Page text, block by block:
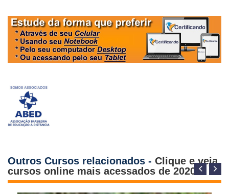
Outros Cursos relacionados - Clique e veja
cursos online mais acessados de 2020